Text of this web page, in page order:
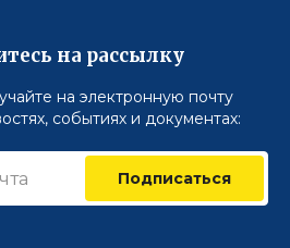
на рассылку
на электронную почту
событиях и документах:
Подписаться